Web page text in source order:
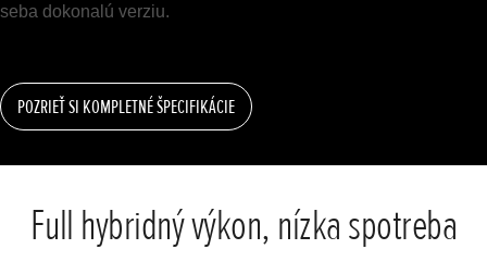
seba dokonalú verziu.
POZRIEŤ SI KOMPLETNÉ ŠPECIFIKÁCIE
Full hybridný výkon, nízka spotreba